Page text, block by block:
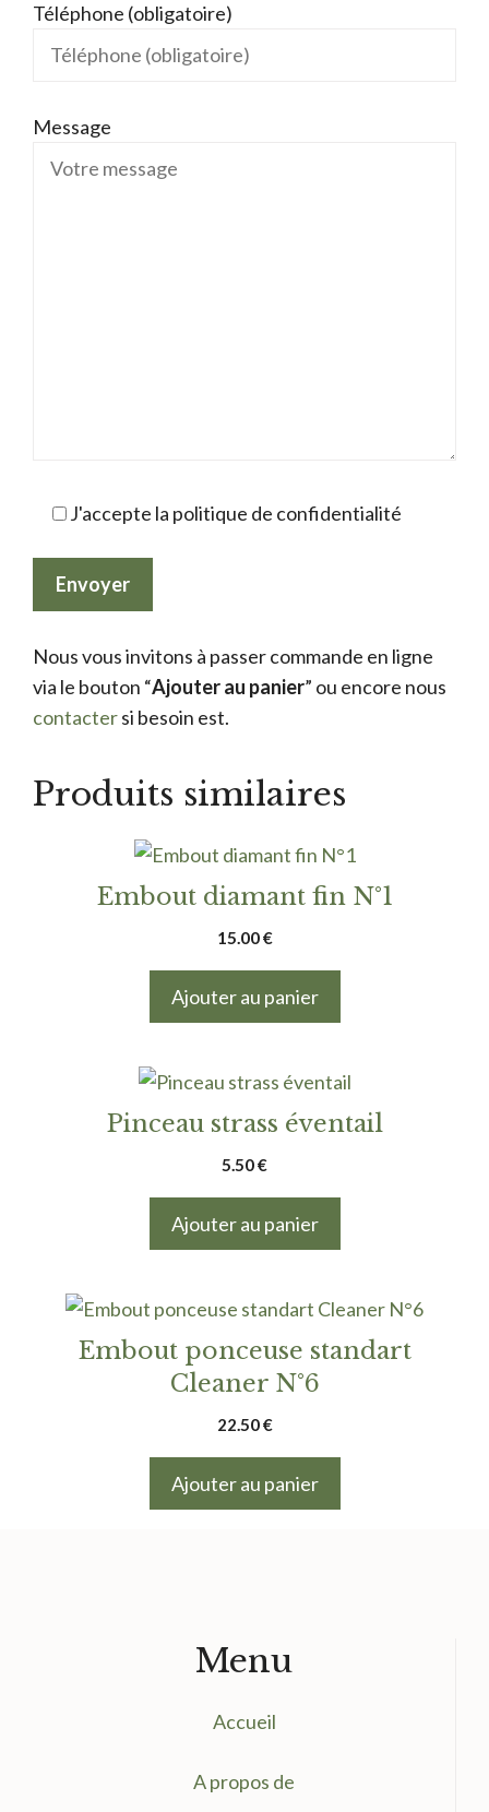
Téléphone (obligatoire)
Message
J'accepte la politique de confidentialité
Nous vous invitons à passer commande en ligne
via le bouton “Ajouter au panier” ou encore nous
contactersi besoin est.
Produits similaires
Embout diamant fin N°1
15.00€
Ajouter au panier
Pinceau strass éventail
5.50€
Ajouter au panier
Embout ponceuse standart
Cleaner N°6
22.50€
Ajouter au panier
Menu
Accueil
A propos de